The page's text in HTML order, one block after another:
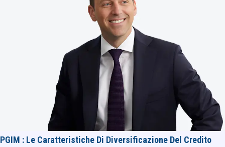
PGIM : Le Caratteristiche Di Diversificazione Del Credito